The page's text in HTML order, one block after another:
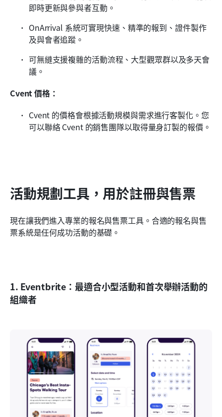
即時更新與參與者互動。
OnArrival 系統可實現快速、精準的報到、證件製作
及與會者追蹤。
可無縫支援複雜的活動流程、大型觀眾群以及多天會
議。
Cvent 價格：
Cvent 的價格會根據活動規模與需求進行客製化。您
可以聯絡 Cvent 的銷售團隊以取得量身訂製的報價。
活動規劃工具，用於註冊與售票
現在讓我們進入專業的報名與售票工具。合適的報名與售
票系統是任何成功活動的基礎。
1. Eventbrite：最適合小型活動和首次舉辦活動的
組織者